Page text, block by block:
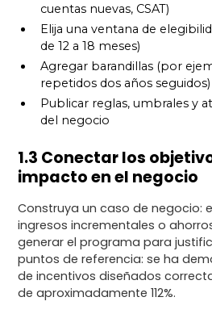
cuentas nuevas, CSAT)
Elija una ventana de
de 12 a 18 meses)
Agregar barandillas (por
repetidos dos años seguidos)
Publicar reglas, umbrales y
del negocio
1.3 Conectar los
impacto en el negocio
Construya un caso de negocio:
ingresos incrementales o
generar el programa para
puntos de referencia: se ha
de incentivos diseñados
de aproximadamente 112%.